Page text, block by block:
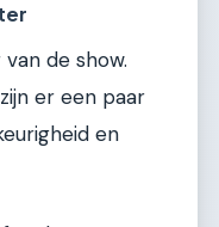
de show.
er een paar
en